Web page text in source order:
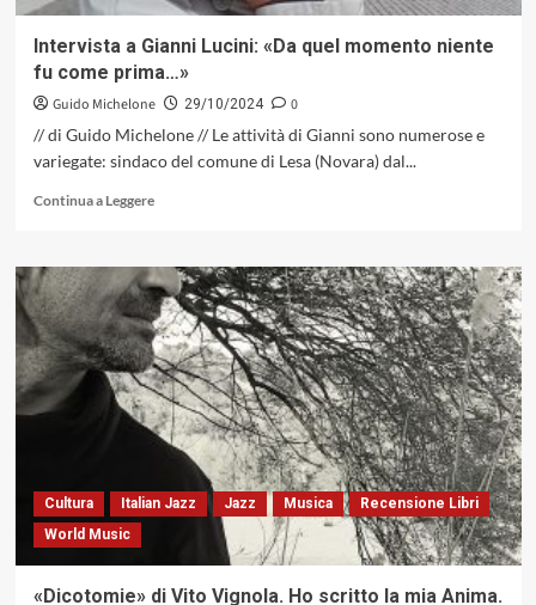
Intervista a Gianni Lucini: «Da quel momento niente
fu come prima…»
Guido Michelone 29/10/2024
0
// di Guido Michelone // Le attività di Gianni sono numerose e
variegate: sindaco del comune di Lesa (Novara) dal...
Continua a LeggereLeggi
su
Intervista
a
Gianni
Lucini:
«Da
quel
momento
niente
come
prima…»
Cultura Italian Jazz Jazz Musica
Recensione Libri
World Music
«Dicotomie» di Vito Vignola. Ho scritto la mia Anima.